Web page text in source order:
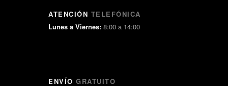
ATENCIÓN TELEFÓNICA
Lunes a Viernes: 8:00 a 14:00
ENVÍO GRATUITO